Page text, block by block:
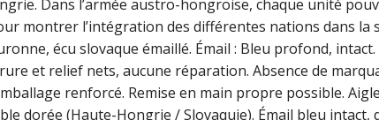
Dans l’armée austro-hongroise, chaque unité
montrer l’intégration des différentes nations dans la
écu slovaque émaillé. Émail : Bleu profond, intact.
et relief nets, aucune réparation. Absence de
renforcé. Remise en main propre possible.
dorée (Haute-Hongrie / Slovaquie). Émail bleu intact,